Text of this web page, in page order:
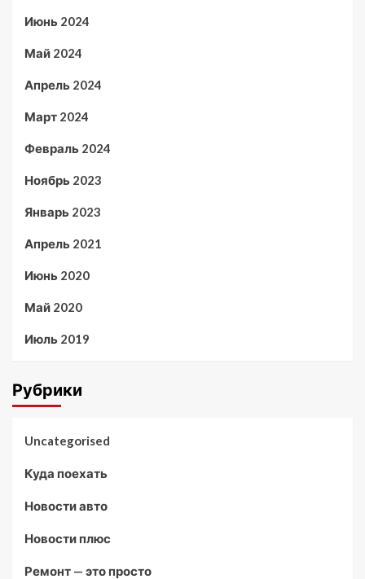
Июнь 2024
Май 2024
Апрель 2024
Март 2024
Февраль 2024
Ноябрь 2023
Январь 2023
Апрель 2021
Июнь 2020
Май 2020
Июль 2019
Рубрики
Uncategorised
Куда поехать
Новости авто
Новости плюс
Ремонт — это просто